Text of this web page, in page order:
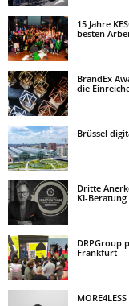
15 Jahre
besten
BrandEx
die
Brüssel
Dritte
KI-
DRPGroup
Frankfurt